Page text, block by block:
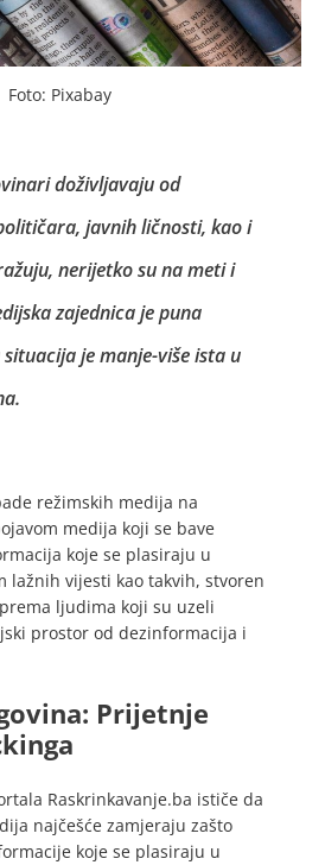
Foto: Pixabay
doživljavaju od
javnih ličnosti, kao i
nerijetko su na meti i
zajednica je puna
je manje-više ista u
režimskih medija na
medija koji se bave
koje se plasiraju u
lažnih vijesti kao takvih, stvoren
ljudima koji su uzeli
prostor od dezinformacija i
Prijetnje
Raskrinkavanje.ba ističe da
najčešće zamjeraju zašto
koje se plasiraju u